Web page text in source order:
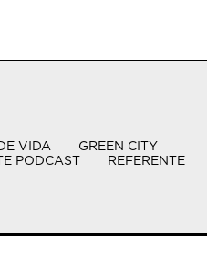
VIDA
GREEN CITY
PODCAST REFERENTE